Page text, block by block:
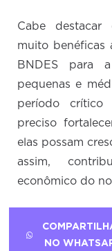
Cabe destacar
muito benéficas
BNDES para
pequenas e
período crítico
preciso
elas possam
assim,
econômico do
NO